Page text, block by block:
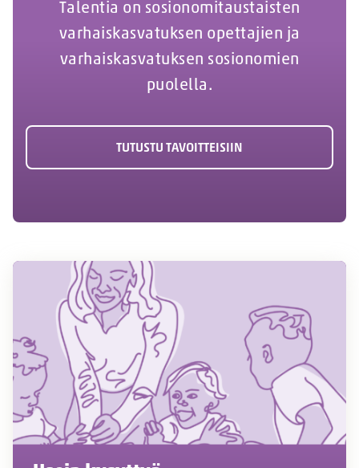
Talentia on sosionomitaustaisten
varhaiskasvatuksen opettajien ja
varhaiskasvatuksen sosionomien
puolella.
TUTUSTU TAVOITTEISIIN